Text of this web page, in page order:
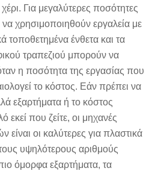
Για μεγαλύτερες ποσότητες
χρησιμοποιηθούν εργαλεία με
τοποθετημένα ένθετα και τα
τραπεζιού μπορούν να
η ποσότητα της εργασίας που
το κόστος. Εάν πρέπει να
εξαρτήματα ή το κόστος
εκεί που ζείτε, οι μηχανές
είναι οι καλύτερες για πλαστικά
υψηλότερους αριθμούς
όμορφα εξαρτήματα, τα